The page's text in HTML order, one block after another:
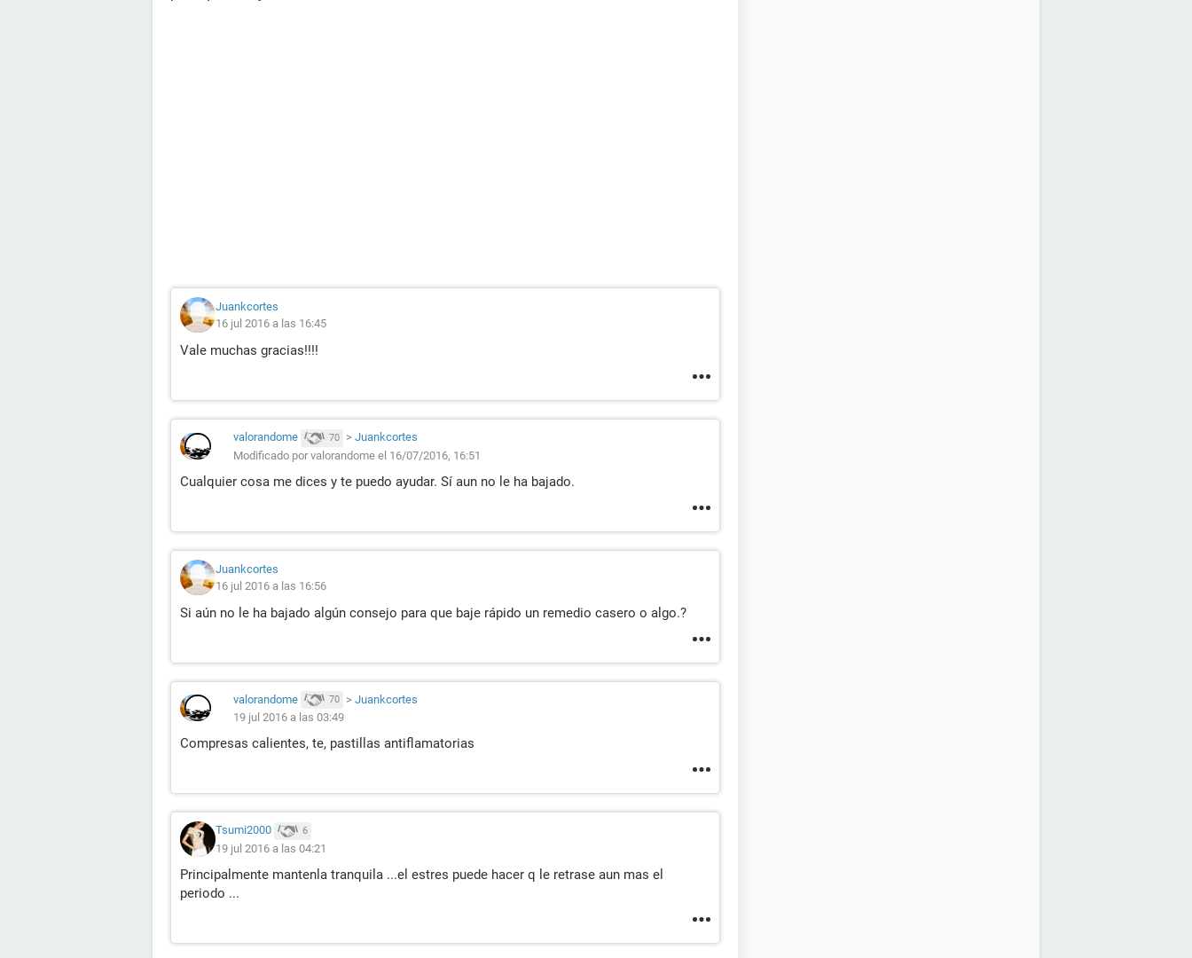
Juankcortes
16 jul 2016 a las 16:45
Vale muchas gracias!!!!
valorandome 70 > Juankcortes
Modificado por valorandome el 16/07/2016, 16:51
Cualquier cosa me dices y te puedo ayudar. Sí aun no le ha bajado.
Juankcortes
16 jul 2016 a las 16:56
Si aún no le ha bajado algún consejo para que baje rápido un remedio casero o algo.?
valorandome 70 > Juankcortes
19 jul 2016 a las 03:49
Compresas calientes, te, pastillas antiflamatorias
Tsumi2000 6
19 jul 2016 a las 04:21
Principalmente mantenla tranquila ...el estres puede hacer q le retrase aun mas el
periodo ...